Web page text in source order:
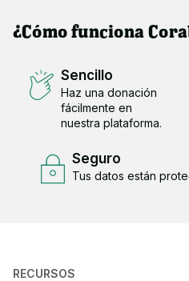
¿Cómo funciona
Sencillo
Haz una donación
fácilmente en
nuestra plataforma.
Seguro
Tus datos están
RECURSOS